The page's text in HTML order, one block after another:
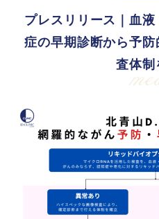
プレスリリース｜血
症の早期診断から予
査体制